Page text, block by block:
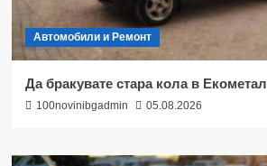
Автомобили и Ремонт
Да бракувате стара кола в Екометал
100novinibgadmin 05.08.2026